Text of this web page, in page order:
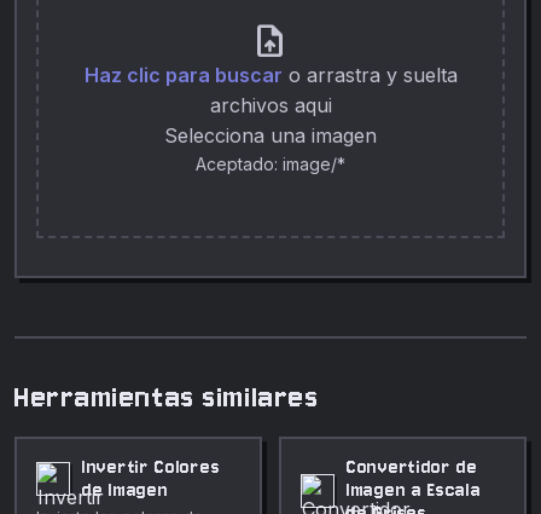
upload_file
Haz clic para buscar o arrastra y suelta
archivos aqui
Selecciona una imagen
Aceptado: image/*
Herramientas similares
Invertir Colores
de Imagen
Convertidor de
Imagen a Escala